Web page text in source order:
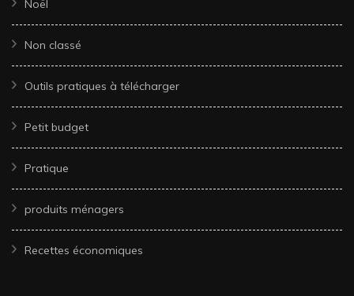
Noël
Non classé
Outils pratiques à télécharger
Petit budget
Pratique
produits ménagers
Recettes économiques